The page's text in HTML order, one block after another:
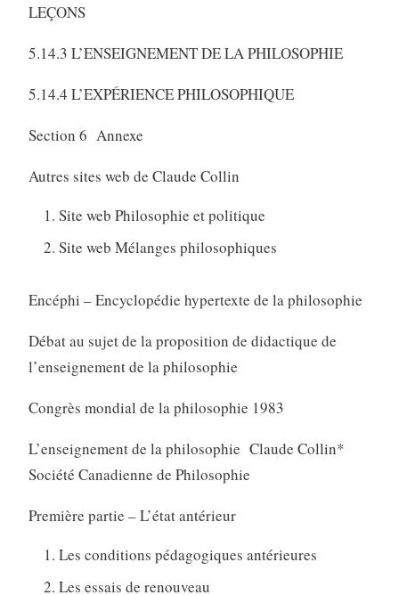
LEÇONS
5.14.3 L’ENSEIGNEMENT DE LA PHILOSOPHIE
5.14.4 L’EXPÉRIENCE PHILOSOPHIQUE
Section 6 Annexe
Autres sites web de Claude Collin
Site web Philosophie et politique
Site web Mélanges philosophiques
Encéphi – Encyclopédie hypertexte de la philosophie
Débat au sujet de la proposition de didactique de
l’enseignement de la philosophie
Congrès mondial de la philosophie 1983
L’enseignement de la philosophie Claude Collin*
Société Canadienne de Philosophie
Première partie – L’état antérieur
Les conditions pédagogiques antérieures
Les essais de renouveau